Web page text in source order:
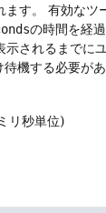
す。
有効なツ
の時間を経
示されるまでに
機する必要があ
リ秒単位)